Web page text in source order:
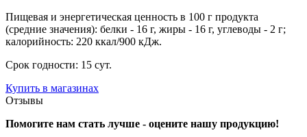
Пищевая и энергетическая ценность в 100 г продукта
(средние значения): белки - 16 г, жиры - 16 г, углеводы - 2 г;
калорийность: 220 ккал/900 кДж.
Срок годности: 15 сут.
Купить в магазинах
Отзывы
Помогите нам стать лучше - оцените нашу продукцию!